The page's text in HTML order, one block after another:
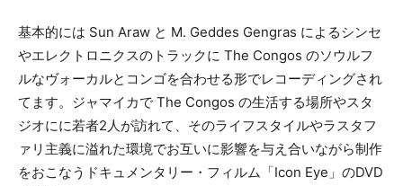
基本的には Sun Araw と M. Geddes Gengras によるシンセ
やエレクトロニクスのトラックに The Congos のソウルフ
ルなヴォーカルとコンゴを合わせる形でレコーディングされ
てます。ジャマイカで The Congos の生活する場所やスタ
ジオにに若者2人が訪れて、そのライフスタイルやラスタフ
ァリ主義に溢れた環境でお互いに影響を与え合いながら制作
をおこなうドキュメンタリー・フィルム「Icon Eye」のDVD